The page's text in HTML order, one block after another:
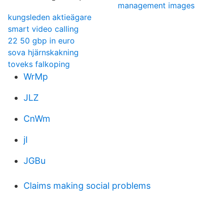
management images
kungsleden aktieägare
smart video calling
22 50 gbp in euro
sova hjärnskakning
toveks falkoping
WrMp
JLZ
CnWm
jI
JGBu
Claims making social problems